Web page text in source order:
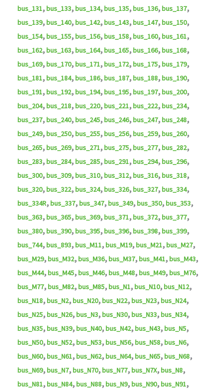
bus_131,bus_133,bus_134,bus_135,bus_136,bus_137,
bus_139,bus_140,bus_142,bus_143,bus_147,bus_150,
bus_154,bus_155,bus_156,bus_158,bus_160,bus_161,
bus_162,bus_163,bus_164,bus_165,bus_166,bus_168,
bus_169,bus_170,bus_171,bus_172,bus_175,bus_179,
bus_181,bus_184,bus_186,bus_187,bus_188,bus_190,
bus_191,bus_192,bus_194,bus_195,bus_197,bus_200,
bus_204,bus_218,bus_220,bus_221,bus_222,bus_234,
bus_237,bus_240,bus_245,bus_246,bus_247,bus_248,
bus_249,bus_250,bus_255,bus_256,bus_259,bus_260,
bus_265,bus_269,bus_271,bus_275,bus_277,bus_282,
bus_283,bus_284,bus_285,bus_291,bus_294,bus_296,
bus_300,bus_309,bus_310,bus_312,bus_316,bus_318,
bus_320,bus_322,bus_324,bus_326,bus_327,bus_334,
bus_334R,bus_337,bus_347,bus_349,bus_350,bus_353,
bus_363,bus_365,bus_369,bus_371,bus_372,bus_377,
bus_380,bus_390,bus_395,bus_396,bus_398,bus_399,
bus_744,bus_893,bus_M11,bus_M19,bus_M21,bus_M27,
bus_M29,bus_M32,bus_M36,bus_M37,bus_M41,bus_M43,
bus_M44,bus_M45,bus_M46,bus_M48,bus_M49,bus_M76,
bus_M77,bus_M82,bus_M85,bus_N1,bus_N10,bus_N12,
bus_N18,bus_N2,bus_N20,bus_N22,bus_N23,bus_N24,
bus_N25,bus_N26,bus_N3,bus_N30,bus_N33,bus_N34,
bus_N35,bus_N39,bus_N40,bus_N42,bus_N43,bus_N5,
bus_N50,bus_N52,bus_N53,bus_N56,bus_N58,bus_N6,
bus_N60,bus_N61,bus_N62,bus_N64,bus_N65,bus_N68,
bus_N69,bus_N7,bus_N70,bus_N77,bus_N7X,bus_N8,
bus_N81,bus_N84,bus_N88,bus_N9,bus_N90,bus_N91,